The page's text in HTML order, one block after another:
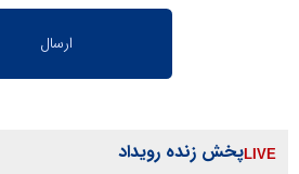
پخش زنده رویداد